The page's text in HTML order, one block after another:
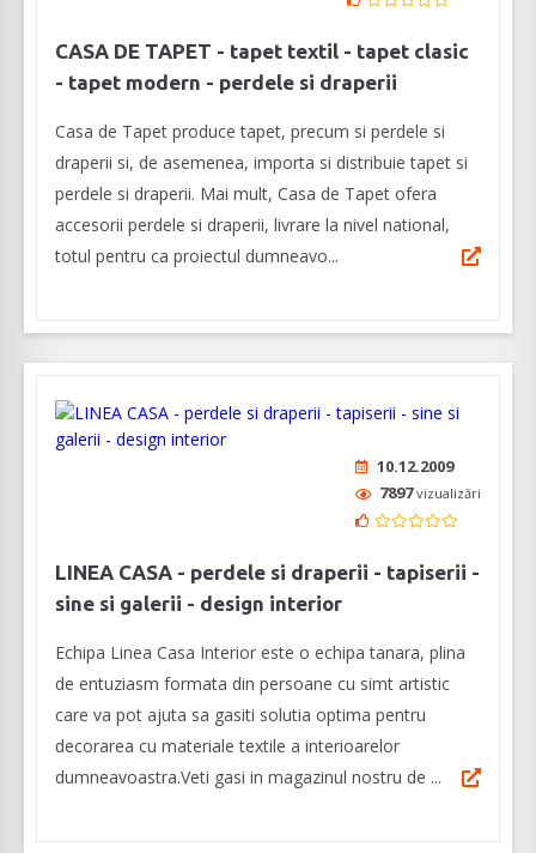
CASA DE TAPET - tapet textil - tapet clasic
- tapet modern - perdele si draperii
Casa de Tapet produce tapet, precum si perdele si
draperii si, de asemenea, importa si distribuie tapet si
perdele si draperii. Mai mult, Casa de Tapet ofera
accesorii perdele si draperii, livrare la nivel national,
totul pentru ca proiectul dumneavo...
10.12.2009
7897vizualizări
LINEA CASA - perdele si draperii - tapiserii -
sine si galerii - design interior
Echipa Linea Casa Interior este o echipa tanara, plina
de entuziasm formata din persoane cu simt artistic
care va pot ajuta sa gasiti solutia optima pentru
decorarea cu materiale textile a interioarelor
dumneavoastra.Veti gasi in magazinul nostru de ...